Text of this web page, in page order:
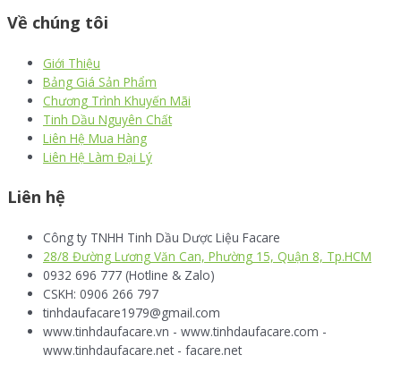
Về chúng tôi
Giới Thiệu
Bảng Giá Sản Phẩm
Chương Trình Khuyến Mãi
Tinh Dầu Nguyên Chất
Liên Hệ Mua Hàng
Liên Hệ Làm Đại Lý
Liên hệ
Công ty TNHH Tinh Dầu Dược Liệu Facare
28/8 Đường Lương Văn Can, Phường 15, Quận 8, Tp.HCM
0932 696 777 (Hotline & Zalo)
CSKH: 0906 266 797
tinhdaufacare1979@gmail.com
www.tinhdaufacare.vn - www.tinhdaufacare.com -
www.tinhdaufacare.net - facare.net